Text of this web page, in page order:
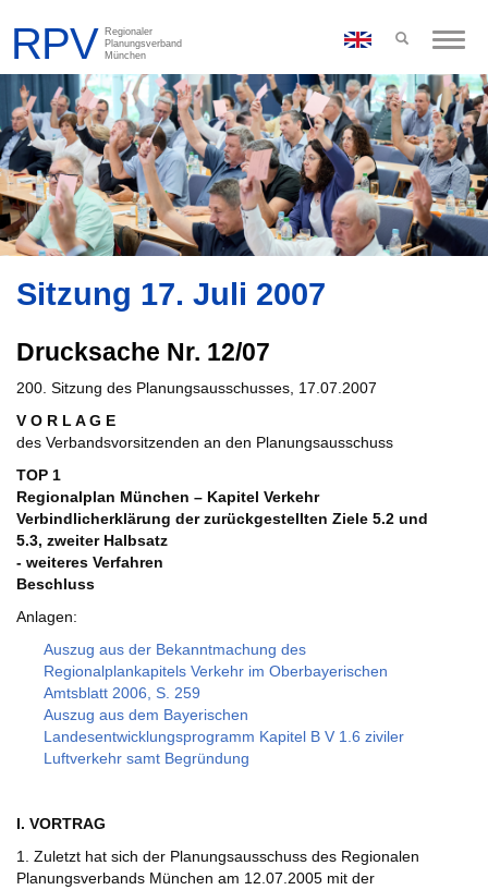
Toggle
Sitzung 17. Juli 2007
Drucksache Nr. 12/07
200. Sitzung des Planungsausschusses, 17.07.2007
V O R L A G E
des Verbandsvorsitzenden an den Planungsausschuss
TOP 1
Regionalplan München – Kapitel Verkehr
Verbindlicherklärung der zurückgestellten Ziele 5.2 und
5.3, zweiter Halbsatz
- weiteres Verfahren
Beschluss
Anlagen:
Auszug aus der Bekanntmachung des
Regionalplankapitels Verkehr im Oberbayerischen
Amtsblatt 2006, S. 259
Auszug aus dem Bayerischen
Landesentwicklungsprogramm Kapitel B V 1.6 ziviler
Luftverkehr samt Begründung
I. VORTRAG
1. Zuletzt hat sich der Planungsausschuss des Regionalen
Planungsverbands München am 12.07.2005 mit der